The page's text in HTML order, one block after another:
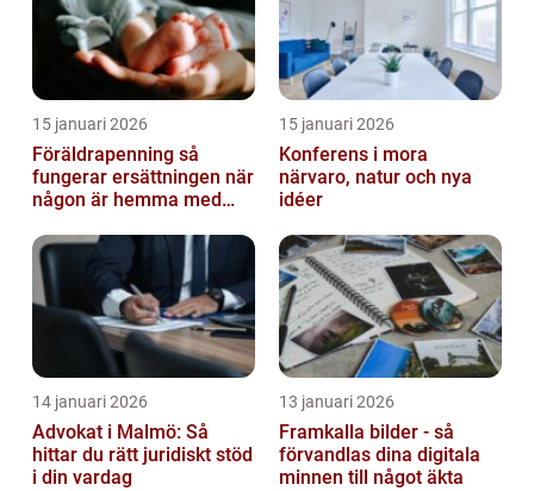
15 januari 2026
Föräldrapenning så
fungerar ersättningen när
någon är hemma med
15 januari 2026
Konferens i mora
närvaro, natur och nya
idéer
14 januari 2026
Advokat i Malmö: Så
hittar du rätt juridiskt stöd
i din vardag
13 januari 2026
Framkalla bilder - så
förvandlas dina digitala
minnen till något äkta